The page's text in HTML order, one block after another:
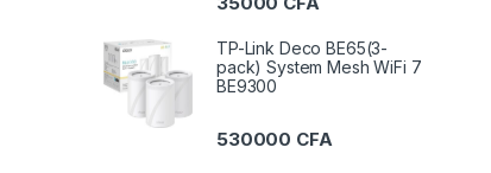
TP-Link Deco BE65(3-
pack) System Mesh WiFi 7
BE9300
530000 CFA